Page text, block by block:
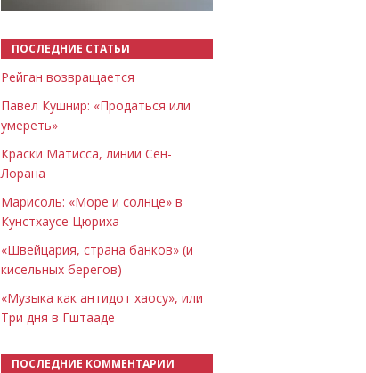
ПОСЛЕДНИЕ СТАТЬИ
Рейган возвращается
Павел Кушнир: «Продаться или
умереть»
Краски Матисса, линии Сен-
Лорана
Марисоль: «Море и солнце» в
Кунстхаусе Цюриха
«Швейцария, страна банков» (и
кисельных берегов)
«Музыка как антидот хаосу», или
Три дня в Гштааде
ПОСЛЕДНИЕ КОММЕНТАРИИ